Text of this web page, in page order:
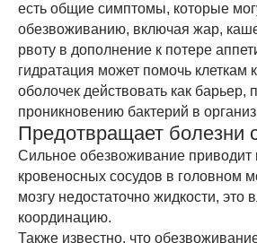
есть общие симптомы, которые
обезвоживанию, включая жар,
рвоту в дополнение к потере
гидратация может помочь клеткам
оболочек действовать как барьер,
проникновению бактерий в
Предотвращает болезни
Сильное обезвоживание приводит
кровеносных сосудов в головном
мозгу недостаточно жидкости, это
координацию.
Также известно, что